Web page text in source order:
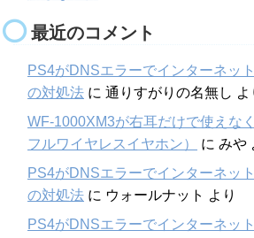
最近のコメント
PS4がDNSエラーでインターネッ
の対処法 に 通りすがりの名無し よ
WF-1000XM3が右耳だけで使えな
フルワイヤレスイヤホン）
に みや
PS4がDNSエラーでインターネッ
の対処法 に ウォールナット より
PS4がDNSエラーでインターネッ